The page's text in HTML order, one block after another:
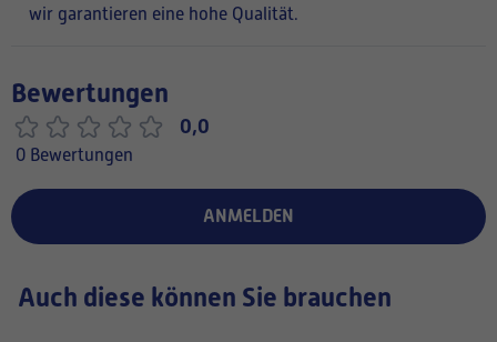
wir garantieren eine hohe Qualität.
Bewertungen
0,0
0 Bewertungen
ANMELDEN
Auch diese können Sie brauchen